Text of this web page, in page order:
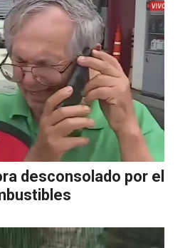
desconsolado por el